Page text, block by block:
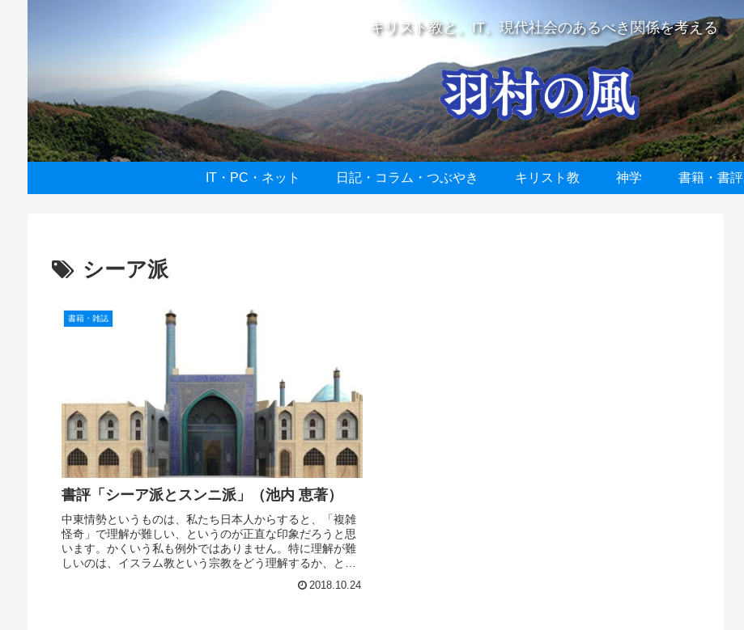
キリスト教と、IT、現代社会のあるべき関係を考える
IT・PC・ネット 日記・コラム・つぶやき キリスト教 神学 書籍・書評
シーア派
書籍・雑誌
書評「シーア派とスンニ派」（池内 恵著）
中東情勢というものは、私たち日本人からすると、「複雑
怪奇」で理解が難しい、というのが正直な印象だろうと思
います。かくいう私も例外ではありません。特に理解が難
しいのは、イスラム教という宗教をどう理解するか、とい
2018.10.24